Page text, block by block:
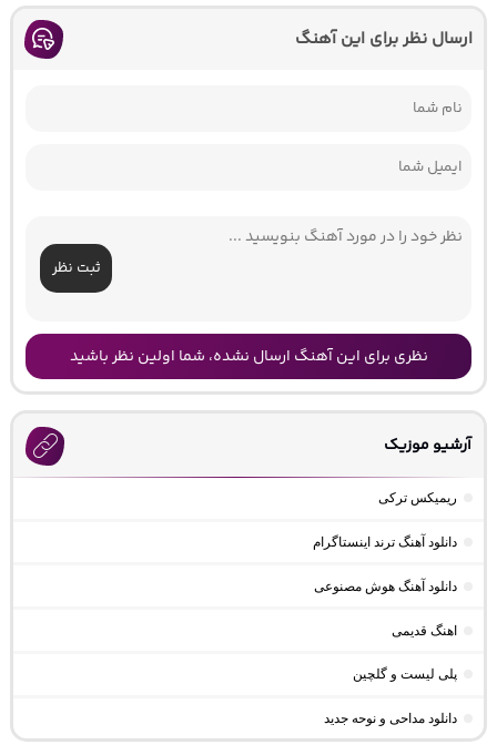
ارسال نظر برای این آهنگ
ثبت نظر
نظری برای این آهنگ ارسال نشده، شما اولین نظر باشید
آرشیو موزیک
ریمیکس ترکی
دانلود آهنگ ترند اینستاگرام
دانلود آهنگ هوش مصنوعی
اهنگ قدیمی
پلی لیست و گلچین
دانلود مداحی و نوحه جدید